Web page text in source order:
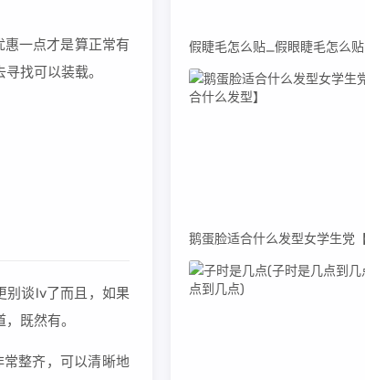
一点才是算正常有
找可以装载。
别谈lv了而且，如果
既然有。
整齐，可以清晰地
假睫毛怎么贴_假眼睫毛怎么贴